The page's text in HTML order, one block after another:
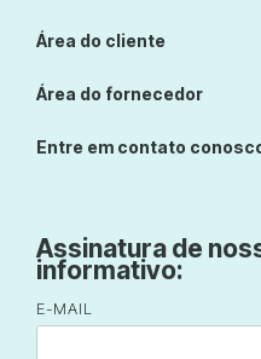
Área do cliente
Área do fornecedor
Entre em contato
Assinatura de
informativo:
E-MAIL